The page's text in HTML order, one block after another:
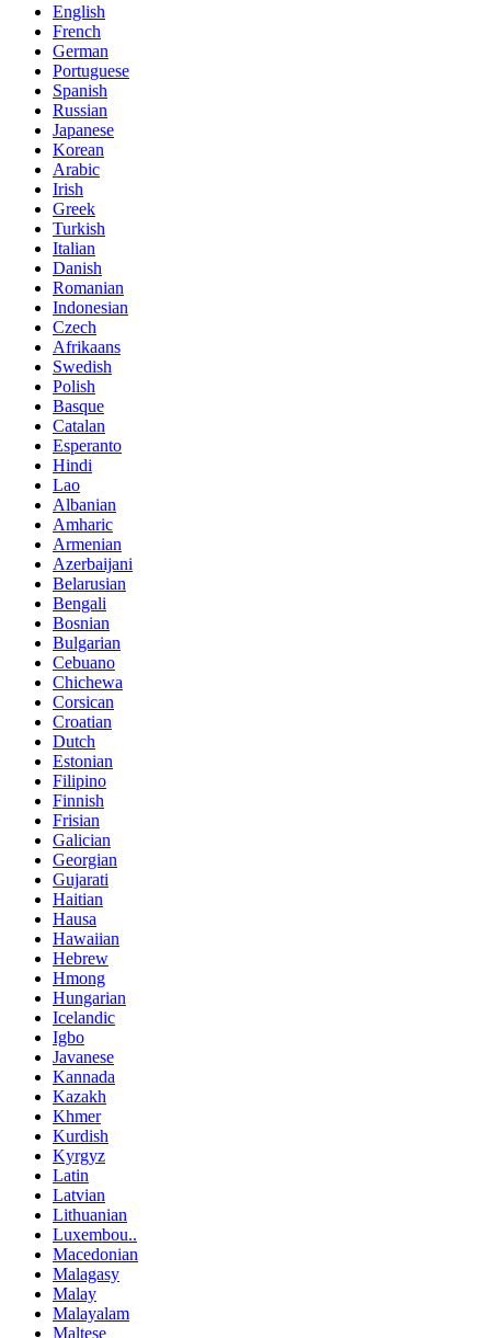
English
French
German
Portuguese
Spanish
Russian
Japanese
Korean
Arabic
Irish
Greek
Turkish
Italian
Danish
Romanian
Indonesian
Czech
Afrikaans
Swedish
Polish
Basque
Catalan
Esperanto
Hindi
Lao
Albanian
Amharic
Armenian
Azerbaijani
Belarusian
Bengali
Bosnian
Bulgarian
Cebuano
Chichewa
Corsican
Croatian
Dutch
Estonian
Filipino
Finnish
Frisian
Galician
Georgian
Gujarati
Haitian
Hausa
Hawaiian
Hebrew
Hmong
Hungarian
Icelandic
Igbo
Javanese
Kannada
Kazakh
Khmer
Kurdish
Kyrgyz
Latin
Latvian
Lithuanian
Luxembou..
Macedonian
Malagasy
Malay
Malayalam
Maltese